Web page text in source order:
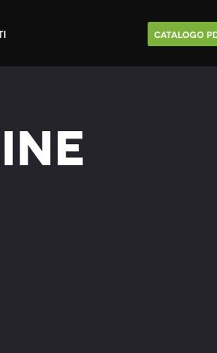
Catalogo